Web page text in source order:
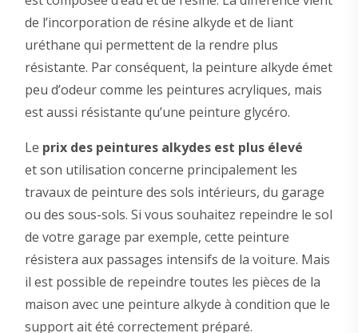
de l’incorporation de résine alkyde et de liant
uréthane qui permettent de la rendre plus
résistante. Par conséquent, la peinture alkyde émet
peu d’odeur comme les peintures acryliques, mais
est aussi résistante qu’une peinture glycéro.
Le prix des peintures alkydes est plus élevé
et son utilisation concerne principalement les
travaux de peinture des sols intérieurs, du garage
ou des sous-sols. Si vous souhaitez repeindre le sol
de votre garage par exemple, cette peinture
résistera aux passages intensifs de la voiture. Mais
il est possible de repeindre toutes les pièces de la
maison avec une peinture alkyde à condition que le
support ait été correctement préparé.